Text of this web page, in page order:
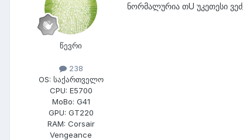
წევრი
238
OS: საქართველო
CPU: E5700
MoBo: G41
GPU: GT220
RAM: Corsair
Vengeance
ნორმალურია თU უკეთესი